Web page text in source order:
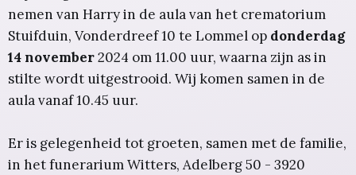
nemen van Harry in de aula van het crematorium
Stuifduin, Vonderdreef 10 te Lommel op donderdag
14 november2024 om 11.00 uur, waarna zijn as in
stilte wordt uitgestrooid. Wij komen samen in de
aula vanaf 10.45 uur.
Er is gelegenheid tot groeten, samen met de familie,
in het funerarium Witters, Adelberg 50 - 3920